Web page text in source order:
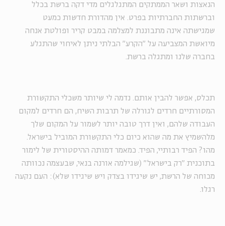
הנאצות ושאר הממתקים המתגלגלים מדי דקה ברשת בכלל
וברשתות החברתיות בפרט. אין מהדורת חדשות כמעט
שמגישתה אינה מתבוננת למצלמה במבט קריר ופולטת אנחה
מיואשת המצביעה על "הקרע" הבלתי ניתן לאיחוי שהתגלע
בחברה שלנו ומתגלה ברשת.
תכלס, אפשר להבין אותם. נדמה לי שיותר משכלי התקשורת
המסורתיים חרדים לגורלה של תרבות השיח, הם חרדים למקום
העבודה שלהם, ואין דרך טובה יותר לשמור על המקום שלך
מלהשמיץ את מה שהוא כיום כלי התקשורת המוביל בישראל.
מהו? הפיד רבותיי, הפיד. כמאמר דמותה ההיסטורית של לימור
בתוכנית "רק בישראל" (שגילמה אורנה בנאי, שבעצמה נכוותה
מכוחה של הרשת, יש שיגידו בצדק ויש שיגידו שלא): העם נקעה
רגלו.